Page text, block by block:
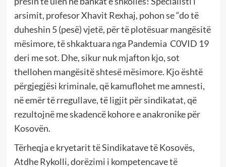
arsimit, profesor Xhavit Rexhaj, pohon se “do të
duheshin 5 (pesë) vjetë, për të plotësuar mangësitë
mësimore, të shkaktuara nga Pandemia C0VID 19
deri me sot. Dhe, sikur nuk mjafton kjo, sot
thellohen mangësitë shtesë mësimore. Kjo është
përgjegjësi kriminale, që kamuflohet me amnesti,
në emër të rregullave, të ligjit për sindikatat, që
rezultojnë me skadencë kohore e anakronike për
Kosovën.
Tërheqja e kryetarit të Sindikatave të Kosovës,
Atdhe Rykolli, dorëzimi i kompetencave të